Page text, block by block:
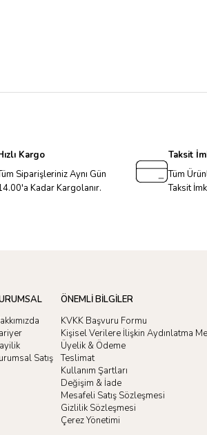
Kargo
Siparişleriniz Aynı Gün
Kadar Kargolanır.
Taksit
Tüm
Taksit
Satış
ÖNEMLİ BİLGİLER
KVKK Başvuru Formu
Kişisel Verilere İlişkin Aydınlatma
Üyelik & Ödeme
Teslimat
Kullanım Şartları
Değişim & İade
Mesafeli Satış Sözleşmesi
Gizlilik Sözleşmesi
Çerez Yönetimi